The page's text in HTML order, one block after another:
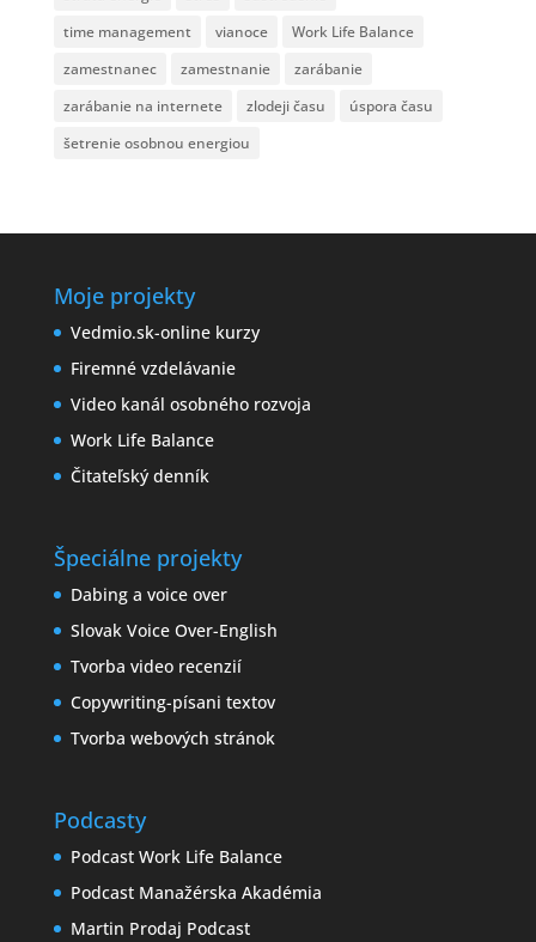
time management
vianoce
Work Life Balance
zamestnanec
zamestnanie
zarábanie
zarábanie na internete
zlodeji času
úspora času
šetrenie osobnou energiou
Moje projekty
Vedmio.sk-online kurzy
Firemné vzdelávanie
Video kanál osobného rozvoja
Work Life Balance
Čitateľský denník
Špeciálne projekty
Dabing a voice over
Slovak Voice Over-English
Tvorba video recenzií
Copywriting-písani textov
Tvorba webových stránok
Podcasty
Podcast Work Life Balance
Podcast Manažérska Akadémia
Martin Prodaj Podcast